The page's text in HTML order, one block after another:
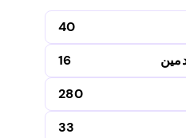
40
16
280
33